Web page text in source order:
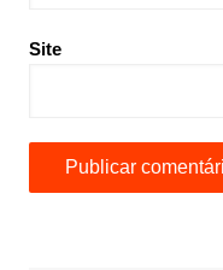
Site